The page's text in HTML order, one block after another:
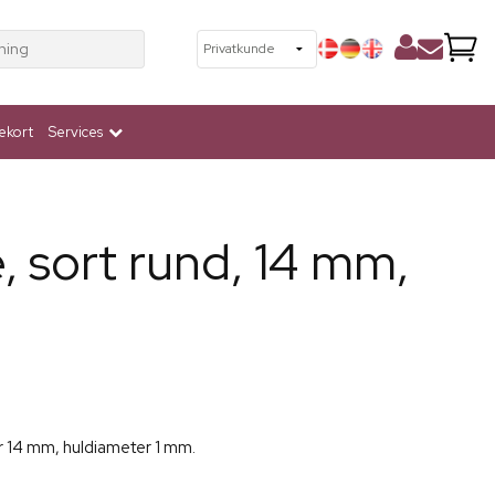
Services
sort rund, 14 mm,
mm, huldiameter 1 mm.